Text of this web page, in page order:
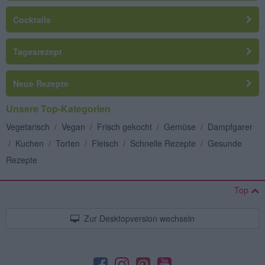
Cocktails
Tagesrezept
Neue Rezepte
Unsere Top-Kategorien
Vegetarisch / Vegan / Frisch gekocht / Gemüse / Dampfgarer
/ Kuchen / Torten / Fleisch / Schnelle Rezepte / Gesunde
Rezepte
Top
Zur Desktopversion wechseln